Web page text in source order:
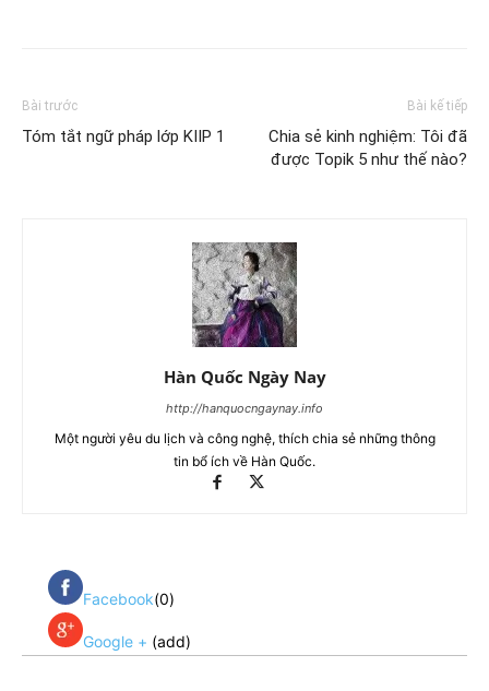
Bài trước
Tóm tắt ngữ pháp lớp KIIP 1
Bài kế tiếp
Chia sẻ kinh nghiệm: Tôi đã
được Topik 5 như thế nào?
Hàn Quốc Ngày Nay
http://hanquocngaynay.info
Một người yêu du lịch và công nghệ, thích chia sẻ những thông
tin bổ ích về Hàn Quốc.
Facebook(0)
Google + (add)